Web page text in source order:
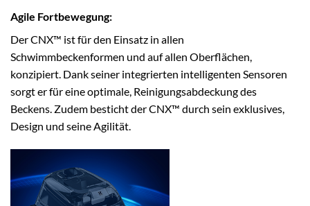
Agile Fortbewegung:
Der CNX™ ist für den Einsatz in allen
Schwimmbeckenformen und auf allen Oberflächen,
konzipiert. Dank seiner integrierten intelligenten Sensoren
sorgt er für eine optimale, Reinigungsabdeckung des
Beckens. Zudem besticht der CNX™ durch sein exklusives,
Design und seine Agilität.